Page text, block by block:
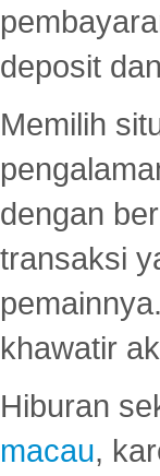
deposit
Memilih
dengan
transaksi
khawatir
Hiburan
macau,